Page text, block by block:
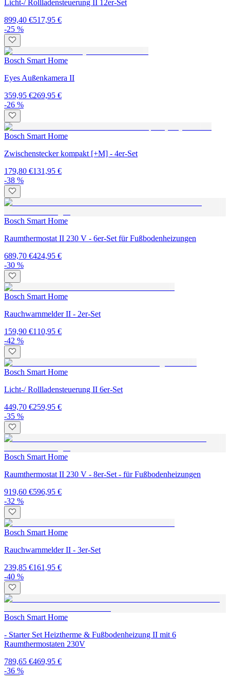
Licht-/ Rollladensteuerung II 12er-Set
899,40 €517,95 €
-25 %
Bosch Smart Home
Eyes Außenkamera II
359,95 €269,95 €
-26 %
Bosch Smart Home
Zwischenstecker kompakt [+M] - 4er-Set
179,80 €131,95 €
-38 %
Bosch Smart Home
Raumthermostat II 230 V - 6er-Set für Fußbodenheizungen
689,70 €424,95 €
-30 %
Bosch Smart Home
Rauchwarnmelder II - 2er-Set
159,90 €110,95 €
-42 %
Bosch Smart Home
Licht-/ Rollladensteuerung II 6er-Set
449,70 €259,95 €
-35 %
Bosch Smart Home
Raumthermostat II 230 V - 8er-Set - für Fußbodenheizungen
919,60 €596,95 €
-32 %
Bosch Smart Home
Rauchwarnmelder II - 3er-Set
239,85 €161,95 €
-40 %
Bosch Smart Home
- Starter Set Heiztherme & Fußbodenheizung II mit 6
Raumthermostaten 230V
789,65 €469,95 €
-36 %